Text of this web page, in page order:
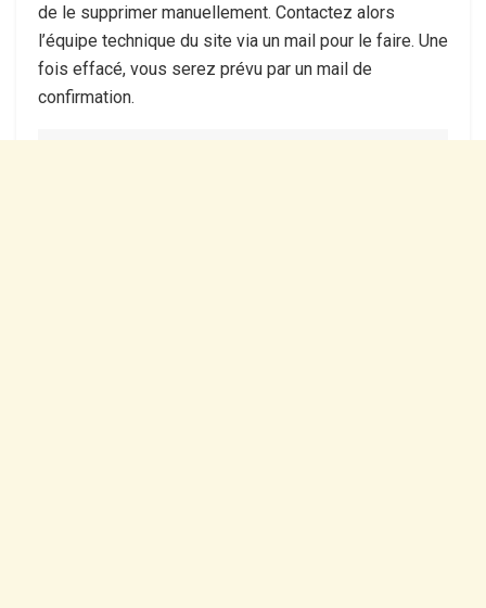
de le supprimer manuellement. Contactez alors
l’équipe technique du site via un mail pour le faire. Une
fois effacé, vous serez prévu par un mail de
confirmation.